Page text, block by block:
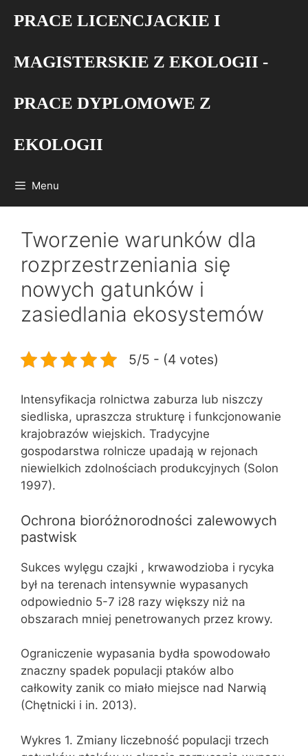
PRACE LICENCJACKIE I
MAGISTERSKIE Z EKOLOGII -
PRACE DYPLOMOWE Z
EKOLOGII
Menu
Tworzenie warunków dla
rozprzestrzeniania się
nowych gatunków i
zasiedlania ekosystemów
5/5 - (4 votes)
Intensyfikacja rolnictwa zaburza lub niszczy
siedliska, upraszcza strukturę i funkcjonowanie
krajobrazów wiejskich. Tradycyjne
gospodarstwa rolnicze upadają w rejonach
niewielkich zdolnościach produkcyjnych (Solon
1997).
Ochrona bioróżnorodności zalewowych
pastwisk
Sukces wylęgu czajki , krwawodzioba i rycyka
był na terenach intensywnie wypasanych
odpowiednio 5-7 i28 razy większy niż na
obszarach mniej penetrowanych przez krowy.
Ograniczenie wypasania bydła spowodowało
znaczny spadek populacji ptaków albo
całkowity zanik co miało miejsce nad Narwią
(Chętnicki i in. 2013).
Wykres 1. Zmiany liczebność populacji trzech